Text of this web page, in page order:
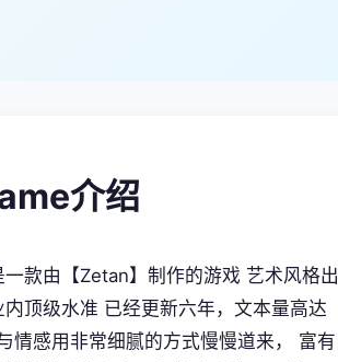
介绍
款由【Zetan】制作的游戏 艺术风格出
顶级水准 已经更新六年，文本量高达
情感用非常细腻的方式慢慢道来， 富有